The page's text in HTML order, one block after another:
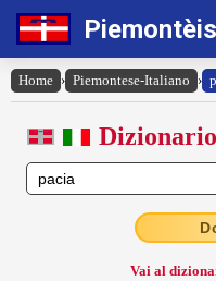
Piemontèis
Home › Piemontese-Italiano ›
Vai al